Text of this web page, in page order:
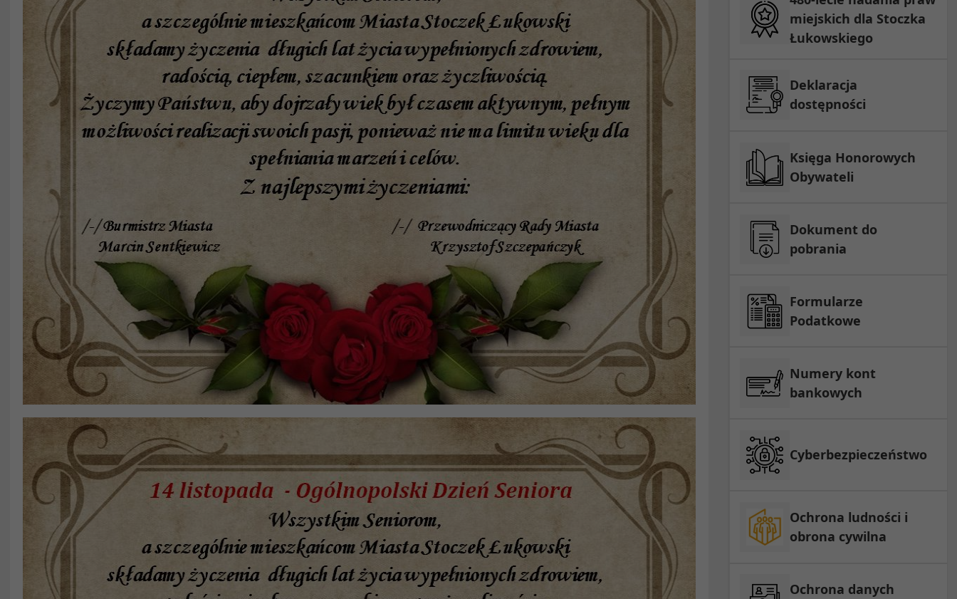
miejskich dla Stoczka
Łukowskiego
Deklaracja
dostępności
Księga Honorowych
Obywateli
Dokument do
pobrania
Formularze
Podatkowe
Numery kont
bankowych
Cyberbezpieczeństwo
Ochrona ludności i
obrona cywilna
Ochrona danych